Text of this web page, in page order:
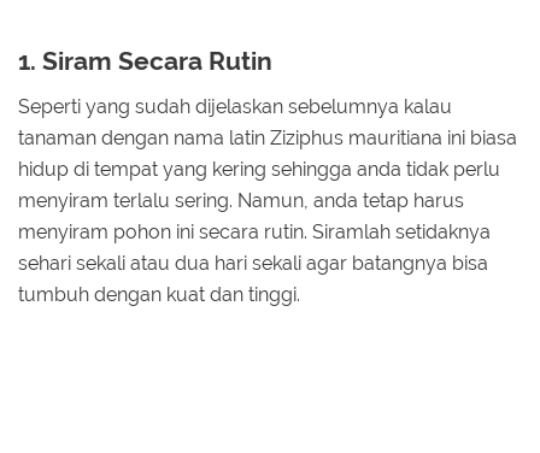
1. Siram Secara Rutin
Seperti yang sudah dijelaskan sebelumnya kalau
tanaman dengan nama latin Ziziphus mauritiana ini biasa
hidup di tempat yang kering sehingga anda tidak perlu
menyiram terlalu sering. Namun, anda tetap harus
menyiram pohon ini secara rutin. Siramlah setidaknya
sehari sekali atau dua hari sekali agar batangnya bisa
tumbuh dengan kuat dan tinggi.